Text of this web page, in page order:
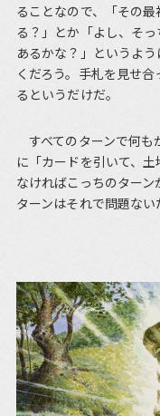
ることなので、「その
る？」とか「よし、そっ
あるかな？」というよ
くだろう。手札を見せ
るというだけだ。
すべてのターンで何も
に「カードを引いて、
なければこっちのター
ターンはそれで問題ない